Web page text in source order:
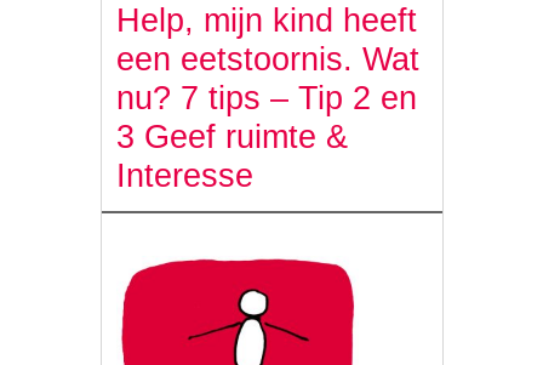
Help, mijn kind heeft
een eetstoornis. Wat
nu? 7 tips – Tip 2 en
3 Geef ruimte &
Interesse